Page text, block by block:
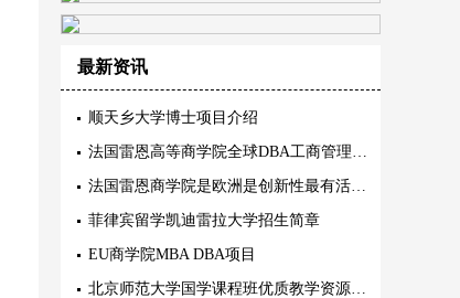
最新资讯
顺天乡大学博士项目介绍
法国雷恩高等商学院全球DBA工商管理博士三项精英认证内容
法国雷恩商学院是欧洲是创新性最有活力的精英商学院
菲律宾留学凯迪雷拉大学招生简章
EU商学院MBA DBA项目
北京师范大学国学课程班优质教学资源描述